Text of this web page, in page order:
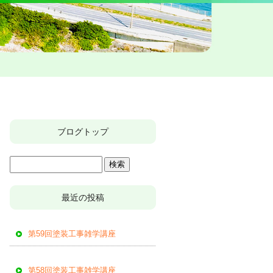
ブログトップ
最近の投稿
第59回塗装工事雑学講座
第58回塗装工事雑学講座